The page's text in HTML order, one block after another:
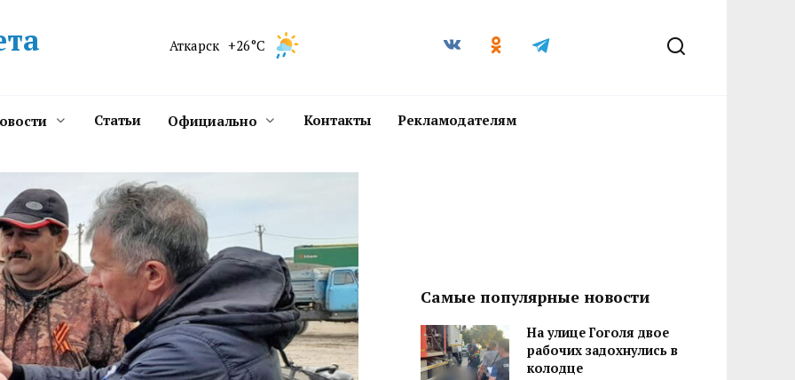
Аткарск +26°C
Статьи Официально Контакты Рекламодателям
Самые популярные новости
На улице Гоголя двое
рабочих задохнулись в
колодце